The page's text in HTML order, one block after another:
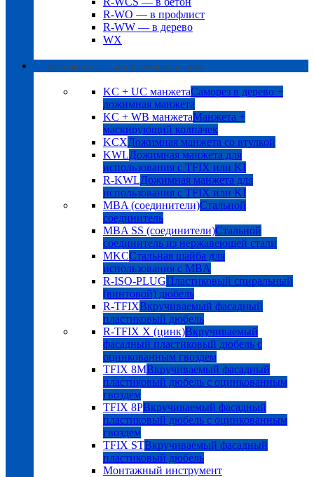
R-WO — в профлист
R-WW — в дерево
WX
Крепление фасадной теплоизоляции
KC + UC манжетаСаморез в дерево +
дожимная манжета
KC + WB манжетаМанжета +
маскирующий колпачек
KCXДожимная манжета со втулкой
KWLДожимная манжета для
использования с TFIX или KI
R-KWLДожимная манжета для
использования с TFIX или KI
MBA (соединители)Стальной
соединитель
MBA SS (соединители)Стальной
соединитель из нержавеющей стали
MKCСтальная шайба для
использования с MBA
R-ISO-PLUGПластиковый спиральный
(винтовой) дюбель
R-TFIXВкручиваемый фасадный
пластиковый дюбель
R-TFIX X (цинк)Вкручиваемый
фасадный пластиковый дюбель с
оцинкованным гвоздем
TFIX 8MВкручиваемый фасадный
пластиковый дюбель с оцинкованным
гвоздем
TFIX 8PВкручиваемый фасадный
пластиковый дюбель с оцинкованным
гвоздем
TFIX STВкручиваемый фасадный
пластиковый дюбель
Монтажный инструмент